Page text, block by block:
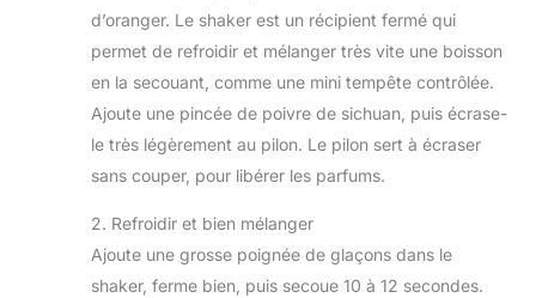
d’oranger. Le shaker est un récipient fermé qui
permet de refroidir et mélanger très vite une boisson
en la secouant, comme une mini tempête contrôlée.
Ajoute une pincée de poivre de sichuan, puis écrase-
le très légèrement au pilon. Le pilon sert à écraser
sans couper, pour libérer les parfums.
2. Refroidir et bien mélanger
Ajoute une grosse poignée de glaçons dans le
shaker, ferme bien, puis secoue 10 à 12 secondes.